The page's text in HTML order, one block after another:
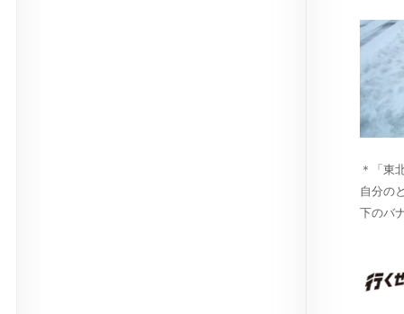
＊「東
自分の
下のバ